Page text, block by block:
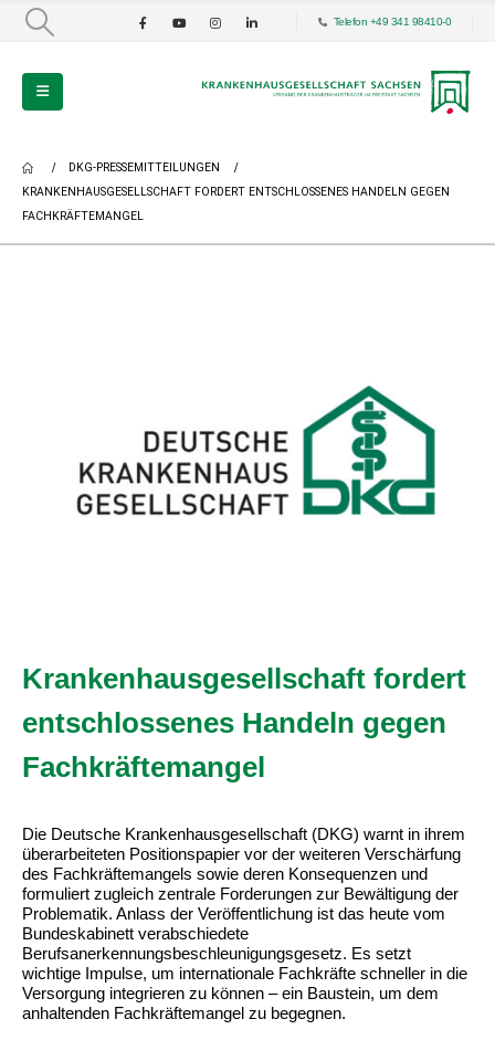
Telefon +49 341 98410-0
DKG-PRESSEMITTEILUNGEN
KRANKENHAUSGESELLSCHAFT FORDERT ENTSCHLOSSENES HANDELN GEGEN
FACHKRÄFTEMANGEL
Krankenhausgesellschaft fordert
entschlossenes Handeln gegen
Fachkräftemangel
Die Deutsche Krankenhausgesellschaft (DKG) warnt in ihrem
überarbeiteten Positionspapier vor der weiteren Verschärfung
des Fachkräftemangels sowie deren Konsequenzen und
formuliert zugleich zentrale Forderungen zur Bewältigung der
Problematik. Anlass der Veröffentlichung ist das heute vom
Bundeskabinett verabschiedete
Berufsanerkennungsbeschleunigungsgesetz. Es setzt
wichtige Impulse, um internationale Fachkräfte schneller in die
Versorgung integrieren zu können – ein Baustein, um dem
anhaltenden Fachkräftemangel zu begegnen.